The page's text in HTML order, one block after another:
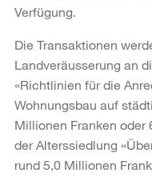
Verfügung.
Die Transaktionen
Landveräusserung an
«Richtlinien für die
Wohnungsbau auf
Millionen Franken oder
der Alterssiedlung
rund 5,0 Millionen